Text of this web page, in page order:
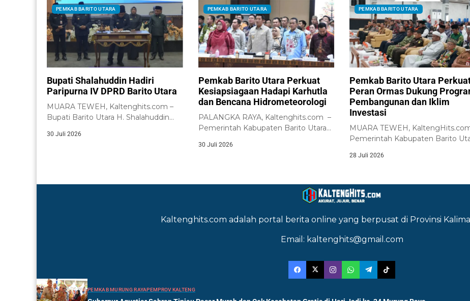
PEMKAB BARITO UTARA
Bupati Shalahuddin Hadiri
Paripurna IV DPRD Barito Utara
MUARA TEWEH, Kaltenghits.com –
Bupati Barito Utara H. Shalahuddin
30 Juli 2026
PEMKAB BARITO UTARA
Pemkab Barito Utara Perkuat
Kesiapsiagaan Hadapi Karhutla
dan Bencana Hidrometeorologi
PALANGKA RAYA, Kaltenghits.com –
Pemerintah Kabupaten Barito Utara
memperkuat...
30 Juli 2026
PEMKAB BARITO UTARA
Pemkab Barito Utara
Peran Ormas Dukung
Pembangunan dan Iklim
Investasi
MUARA TEWEH,
Pemerintah Kabupaten Barito
28 Juli 2026
Kaltenghits.com adalah portal berita online yang berpusat di Provinsi
Email: kaltenghits@gmail.com
PEMKAB MURUNG RAYAPEMPROV KALTENG